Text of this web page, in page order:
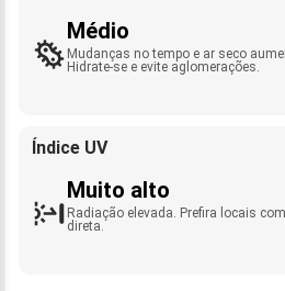
Médio
Mudanças no tempo e ar seco
Hidrate-se e evite aglomerações.
Índice UV
Muito alto
Radiação elevada. Prefira locais
direta.